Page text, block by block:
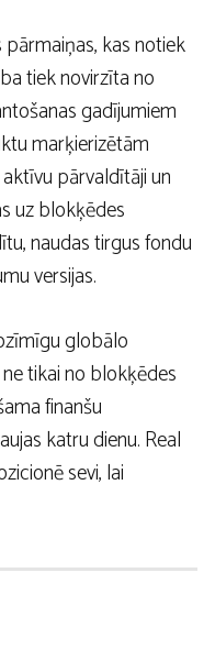
kas notiek
tiek novirzīta no
gadījumiem
marķierizētām
pārvaldītāji un
uz blokķēdes
naudas tirgus fondu
versijas.
globālo
tikai no blokķēdes
finanšu
katru dienu. Real
sevi, lai